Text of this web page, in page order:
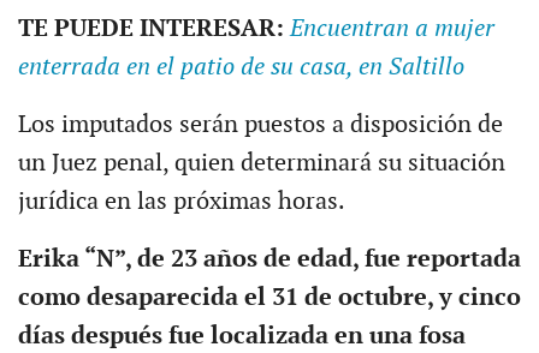
TE PUEDE INTERESAR:Encuentran a mujer
enterrada en el patio de su casa, en Saltillo
Los imputados serán puestos a disposición de
un Juez penal, quien determinará su situación
jurídica en las próximas horas.
Erika “N”, de 23 años de edad, fue reportada
como desaparecida el 31 de octubre, y cinco
días después fue localizada en una fosa